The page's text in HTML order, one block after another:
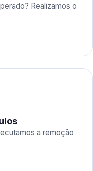
Realizamos o
a remoção